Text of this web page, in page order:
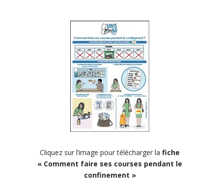
Cliquez sur l’image pour télécharger lafiche
« Comment faire ses courses pendant le
confinement »